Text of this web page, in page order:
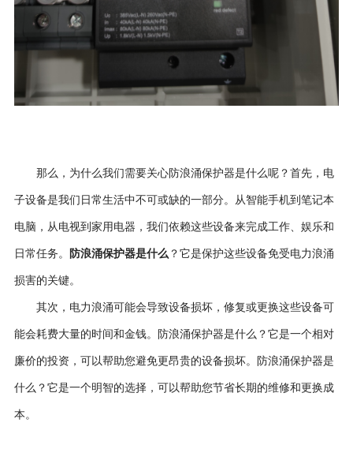
那么，为什么我们需要关心防浪涌保护器是什么呢？首先，电
子设备是我们日常生活中不可或缺的一部分。从智能手机到笔记本
电脑，从电视到家用电器，我们依赖这些设备来完成工作、娱乐和
日常任务。 防浪涌保护器是什么？它是保护这些设备免受电力浪涌
损害的关键。
其次，电力浪涌可能会导致设备损坏，修复或更换这些设备可
能会耗费大量的时间和金钱。防浪涌保护器是什么？它是一个相对
廉价的投资，可以帮助您避免更昂贵的设备损坏。防浪涌保护器是
什么？它是一个明智的选择，可以帮助您节省长期的维修和更换成
本。